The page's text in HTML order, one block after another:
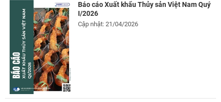
Báo cáo Xuất khẩu Thủy sản Việt Nam Quý
I/2026
Cập nhật: 21/04/2026